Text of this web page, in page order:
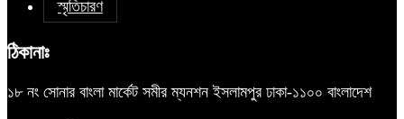
স্মৃতিচারণ
ঠিকানাঃ
১৮ নং সোনার বাংলা মার্কেট সমীর ম্যনশন ইসলামপুর ঢাকা-১১০০ বাংলাদেশ